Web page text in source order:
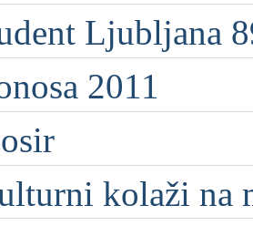
Ljubljana
2011
kolaži na